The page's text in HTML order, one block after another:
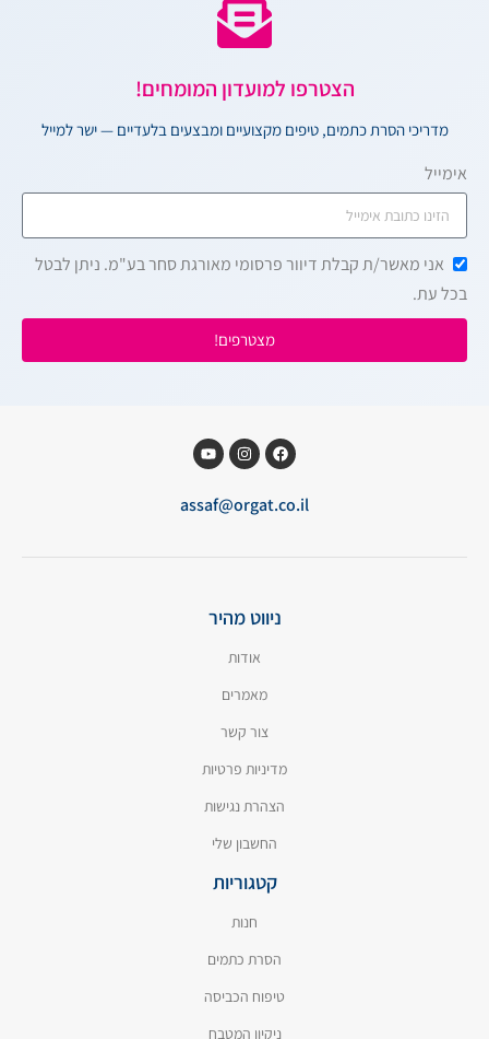
הצטרפו למועדון המומחים!
מדריכי הסרת כתמים, טיפים מקצועיים ומבצעים בלעדיים — ישר למייל
אימייל
אני מאשר/ת קבלת דיוור פרסומי מאורגת סחר בע"מ. ניתן לבטל
בכל עת.
מצטרפים!
assaf@orgat.co.il
ניווט מהיר
אודות
מאמרים
צור קשר
מדיניות פרטיות
הצהרת נגישות
החשבון שלי
קטגוריות
חנות
הסרת כתמים
טיפוח הכביסה
ניקיון המטבח